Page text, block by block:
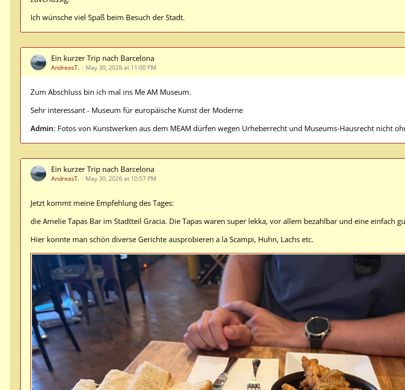
Ich wünsche viel Spaß beim Besuch der Stadt.
Ein kurzer Trip nach Barcelona
AndreasT. May 30, 2026 at 11:00 PM
Zum Abschluss bin ich mal ins Me AM Museum.
Sehr interessant - Museum für europäische Kunst der Moderne
Admin: Fotos von Kunstwerken aus dem MEAM dürfen wegen Urheberrecht und Museums‑Hausrecht nicht
Ein kurzer Trip nach Barcelona
AndreasT. May 30, 2026 at 10:57 PM
Jetzt kommt meine Empfehlung des Tages:
die Amelie Tapas Bar im Stadtteil Gracia. Die Tapas waren super lekka, vor allem bezahlbar und eine einfach
Hier konnte man schön diverse Gerichte ausprobieren a la Scampi, Huhn, Lachs etc.